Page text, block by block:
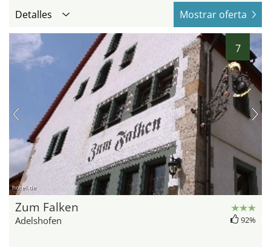
Detalles Mostrar oferta
7
hotel.de
Zum Falken
Adelshofen 92%